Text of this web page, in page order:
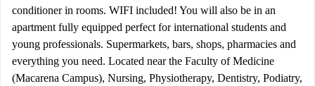
conditioner in rooms. WIFI included! You will also be in an
apartment fully equipped perfect for international students and
young professionals. Supermarkets, bars, shops, pharmacies and
everything you need. Located near the Faculty of Medicine
(Macarena Campus), Nursing, Physiotherapy, Dentistry, Podiatry,